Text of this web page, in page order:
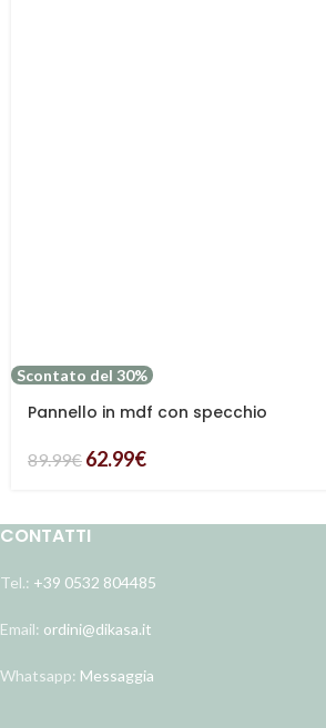
Scontato del 30%
Pannello in mdf con specchio
89.99€ 62.99€
CONTATTI
Tel.: +39 0532 804485
Email: ordini@dikasa.it
Whatsapp: Messaggia